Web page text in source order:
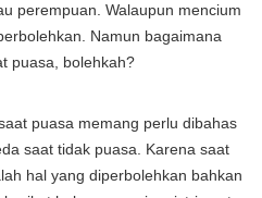
perempuan. Walaupun mencium
Namun bagaimana
puasa, bolehkah?
puasa memang perlu dibahas
saat tidak puasa. Karena saat
hal yang diperbolehkan bahkan